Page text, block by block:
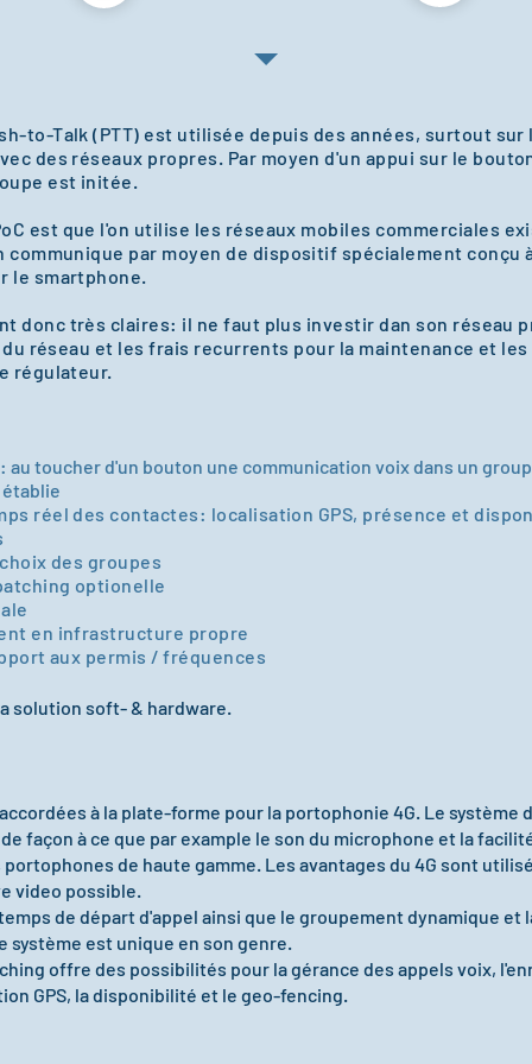
to-Talk (PTT) est utilisée depuis des années, surtout sur
des réseaux propres. Par moyen d'un appui sur le
est initée.
est que l'on utilise les réseaux mobiles commerciales
communique par moyen de dispositif spécialement conçu
le smartphone.
donc très claires: il ne faut plus investir dan son réseau
réseau et les frais recurrents pour la maintenance et
régulateur.
toucher d'un bouton une communication voix dans un
réel des contactes: localisation GPS, présence et
des groupes
optionelle
en infrastructure propre
aux permis / fréquences
solution soft- & hardware.
à la plate-forme pour la portophonie 4G. Le système
façon à ce que par example le son du microphone et la
de haute gamme. Les avantages du 4G sont
video possible.
de départ d'appel ainsi que le groupement dynamique et
système est unique en son genre.
offre des possibilités pour la gérance des appels voix,
GPS, la disponibilité et le geo-fencing.